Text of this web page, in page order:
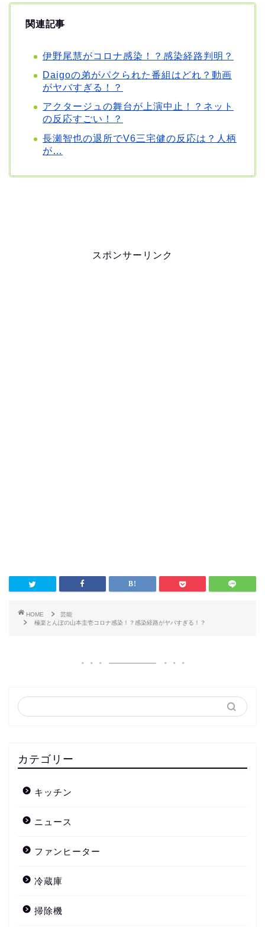
関連記事
伊野尾慧がコロナ感染！？感染経路判明？
Daigoの弟がパクられた番組はどれ？動画
がヤバすぎる！？
アクタージュの舞台が上演中止！？ネット
の反応すごい！？
長瀬智也の退所でV6三宅健の反応は？人柄
が…
スポンサーリンク
HOME
芸能
極楽とんぼの山本圭壱コロナ感染！？感染経路がヤバすぎる！？
カテゴリー
キッチン
ニュース
ファンヒーター
冷蔵庫
掃除機